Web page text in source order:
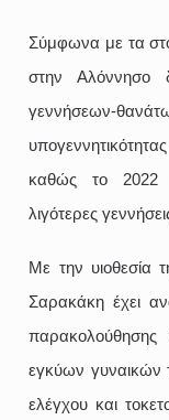
Σύμφωνα με τα
στην Αλόννησο
γεννήσεων-
καθώς το 2022
λιγότερες
Με την υιοθεσία
Σαρακάκη έχει
εγκύων γυναικών
ελέγχου και